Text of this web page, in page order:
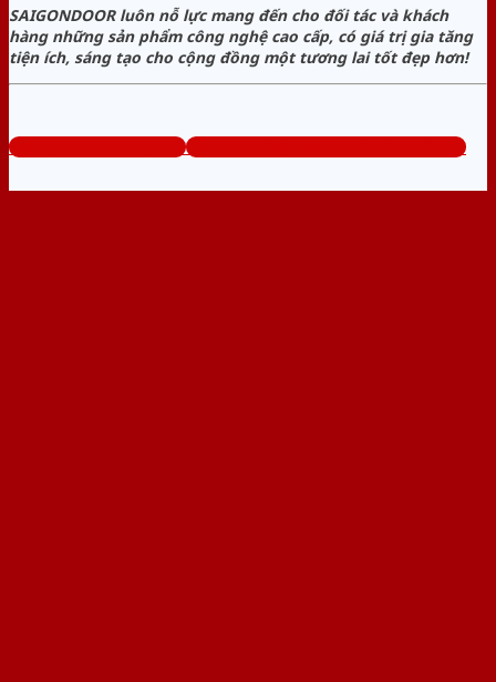
SAIGONDOOR luôn nỗ lực mang đến cho đối tác và khách
hàng những sản phẩm công nghệ cao cấp, có giá trị gia tăng
tiện ích, sáng tạo cho cộng đồng một tương lai tốt đẹp hơn!
www.sieuthicuanhua.net Tổng đài tư vấn miễn phí: 0824.400.400